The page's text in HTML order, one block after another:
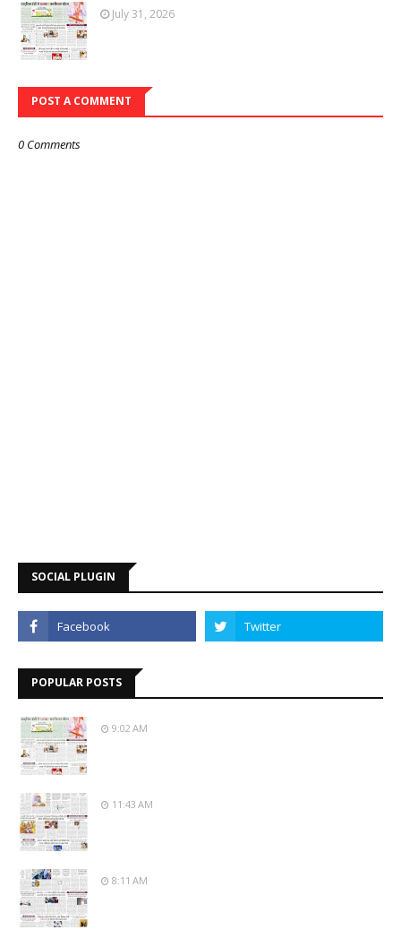
July 31, 2026
POST A COMMENT
0 Comments
SOCIAL PLUGIN
POPULAR POSTS
9:02 AM
11:43 AM
8:11 AM